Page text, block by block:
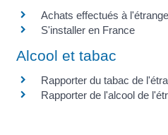
Achats effectués à
S'installer en France
Alcool et tabac
Rapporter du tabac de
Rapporter de l'alcool de